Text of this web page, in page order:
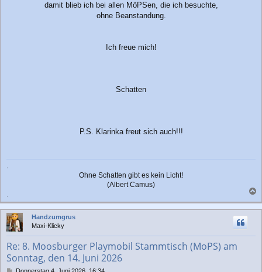
damit blieb ich bei allen MöPSen, die ich besuchte,
ohne Beanstandung.
Ich freue mich!
Schatten
P.S. Klarinka freut sich auch!!!
Ohne Schatten gibt es kein Licht!
(Albert Camus)
a
c
Handzumgrus
Maxi-Klicky
Re: 8. Moosburger Playmobil Stammtisch (MoPS) am
Sonntag, den 14. Juni 2026
BDonnerstag 4. Juni 2026, 16:34